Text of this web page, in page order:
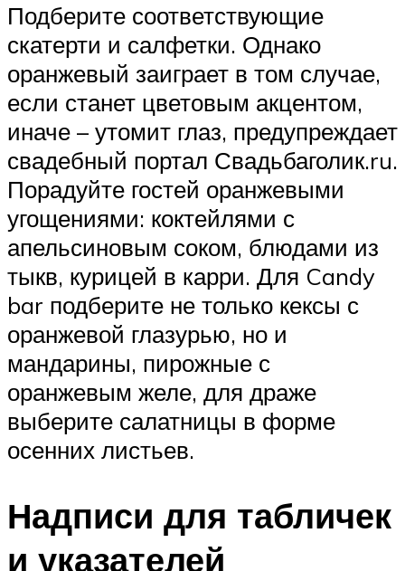
Подберите соответствующие
скатерти и салфетки. Однако
оранжевый заиграет в том случае,
если станет цветовым акцентом,
иначе – утомит глаз, предупреждает
свадебный портал Свадьбаголик.ru.
Порадуйте гостей оранжевыми
угощениями: коктейлями с
апельсиновым соком, блюдами из
тыкв, курицей в карри. Для Candy
bar подберите не только кексы с
оранжевой глазурью, но и
мандарины, пирожные с
оранжевым желе, для драже
выберите салатницы в форме
осенних листьев.
Надписи для табличек
и указателей